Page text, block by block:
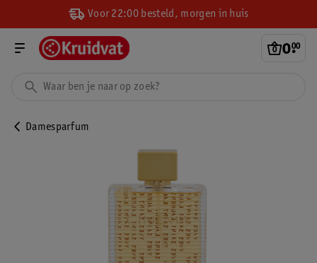
Voor 22:00 besteld, morgen in huis
0.
00
Damesparfum